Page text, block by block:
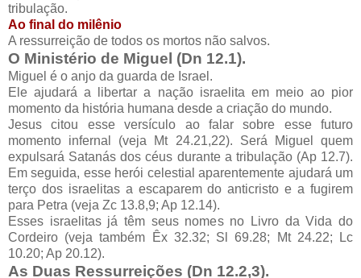
tribulação.
Ao final do milênio
A ressurreição de todos os mortos não salvos.
O Ministério de Miguel (Dn 12.1).
Miguel é o anjo da guarda de Israel.
Ele ajudará a libertar a nação israelita em meio ao pior
momento da história humana desde a criação do mundo.
Jesus citou esse versículo ao falar sobre esse futuro
momento infernal (veja Mt 24.21,22). Será Miguel quem
expulsará Satanás dos céus durante a tribulação (Ap 12.7).
Em seguida, esse herói celestial aparentemente ajudará um
terço dos israelitas a escaparem do anticristo e a fugirem
para Petra (veja Zc 13.8,9; Ap 12.14).
Esses israelitas já têm seus nomes no Livro da Vida do
Cordeiro (veja também Êx 32.32; Sl 69.28; Mt 24.22; Lc
10.20; Ap 20.12).
As Duas Ressurreições (Dn 12.2,3).